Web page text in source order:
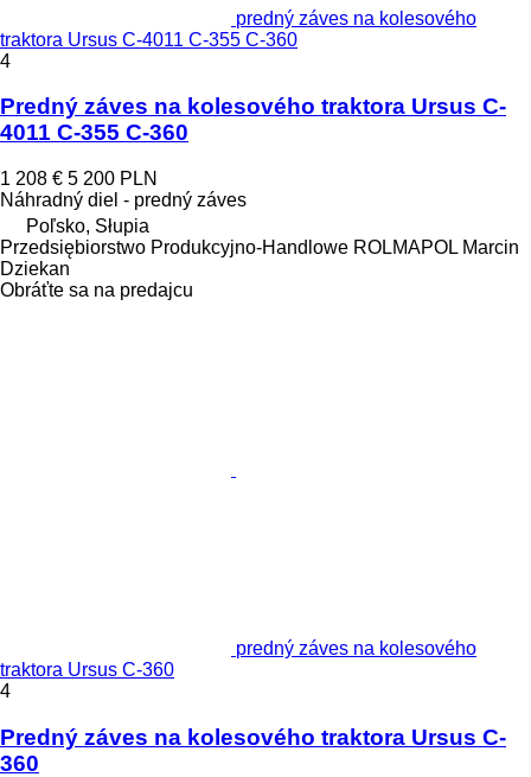
predný záves na kolesového
traktora Ursus C-4011 C-355 C-360
4
Predný záves na kolesového traktora Ursus C-
4011 C-355 C-360
1 208 € 5 200 PLN
Náhradný diel - predný záves
Poľsko, Słupia
Przedsiębiorstwo Produkcyjno-Handlowe ROLMAPOL Marcin
Dziekan
Obráťte sa na predajcu
predný záves na kolesového
traktora Ursus C-360
4
Predný záves na kolesového traktora Ursus C-
360